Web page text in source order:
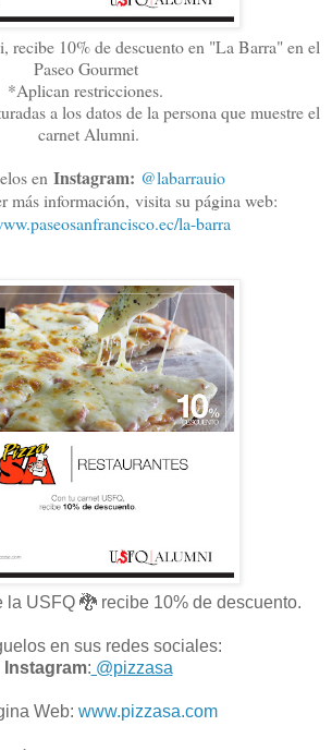
recibe 10% de descuento en "La Barra" en el
Paseo Gourmet
*Aplican restricciones.
a los datos de la persona que muestre el
carnet Alumni.
en Instagram: @labarrauio
más información, visita su página web:
la-barra
la USFQ 🐉 recibe 10% de descuento.
en sus redes sociales:
Instagram: @pizzasa
Web: www.pizzasa.com